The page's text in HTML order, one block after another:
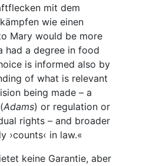
mit dem
wie einen
Mary would be more
had a degree in food
is informed also by
of what is relevant
being made – a
Adams) or regulation or
rights – and broader
›counts‹ in law.«
keine Garantie, aber